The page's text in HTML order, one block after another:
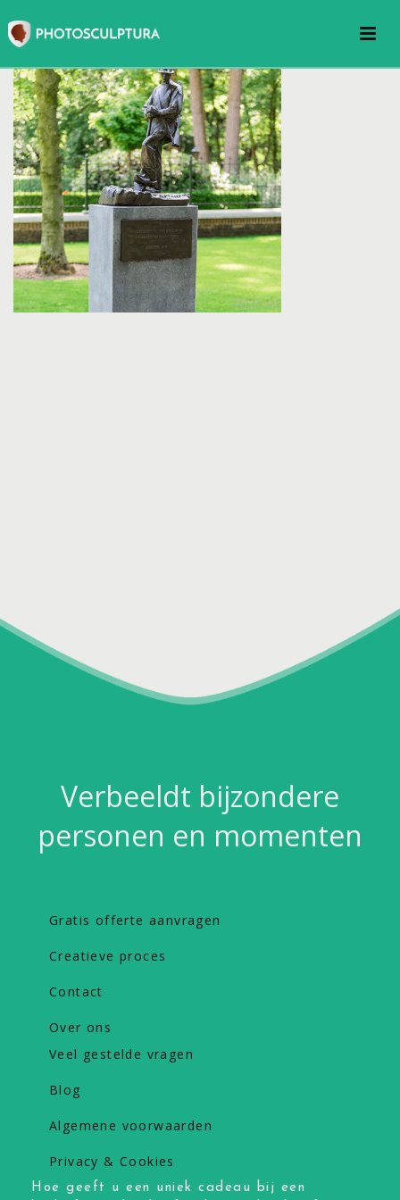
Verbeeldt bijzondere
personen en momenten
Gratis offerte aanvragen
Creatieve proces
Contact
Over ons
Veel gestelde vragen
Blog
Algemene voorwaarden
Privacy & Cookies
Hoe geeft u een uniek cadeau bij een